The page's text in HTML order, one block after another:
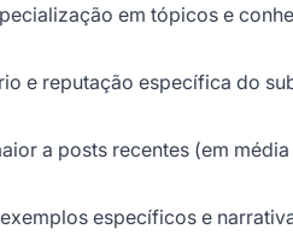
em tópicos e
e reputação específica do
a posts recentes (em
específicos e